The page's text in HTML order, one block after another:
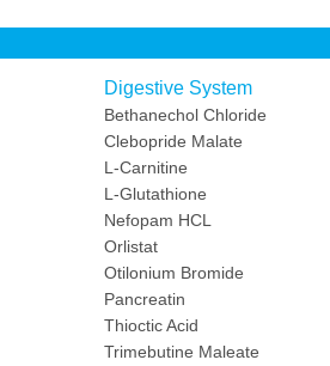
Digestive System
Bethanechol Chloride
Clebopride Malate
L-Carnitine
L-Glutathione
Nefopam HCL
Orlistat
Otilonium Bromide
Pancreatin
Thioctic Acid
Trimebutine Maleate